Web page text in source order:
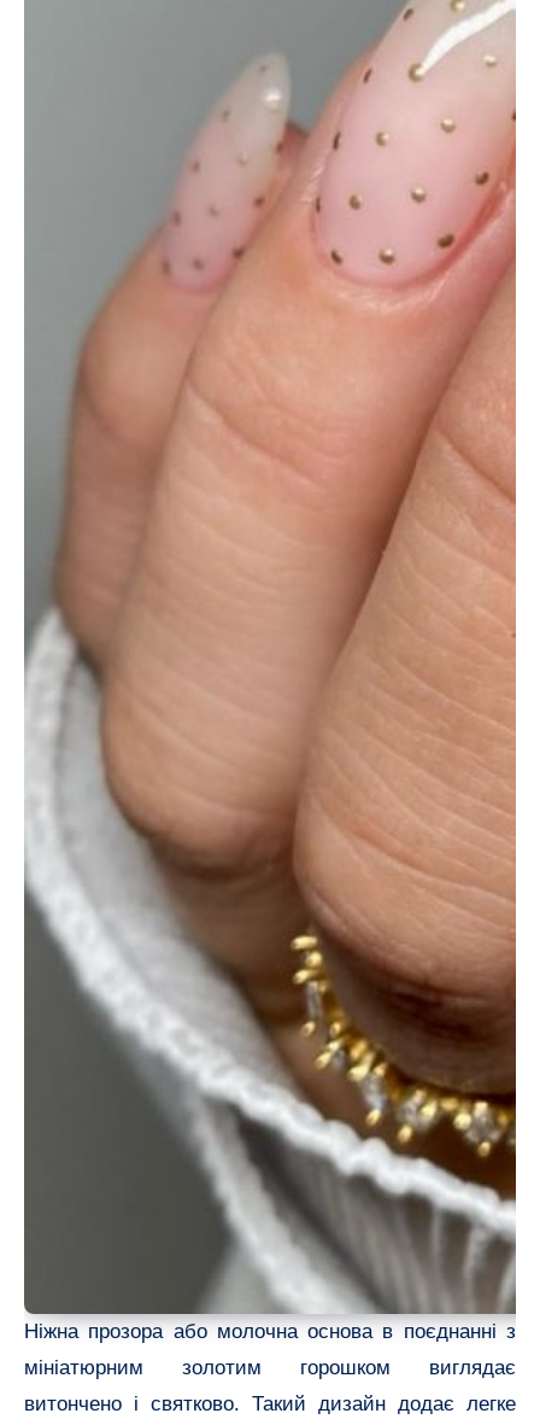
Ніжна прозора або молочна основа в поєднанні з
мініатюрним золотим горошком виглядає
витончено і святково. Такий дизайн додає легке